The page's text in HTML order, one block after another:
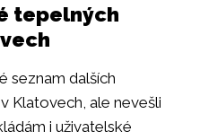
tepelných
seznam dalších
Klatovech, ale nevešli
i uživatelské